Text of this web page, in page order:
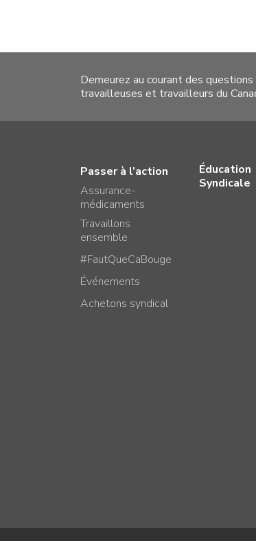
Demeurez au courant des
travailleuses et travailleurs du
Passer à l’action
Assurance-
médicaments
Travaillons
ensemble
#FautQueCaBouge
Événements
Achetons syndical
Éducation
Syndicale